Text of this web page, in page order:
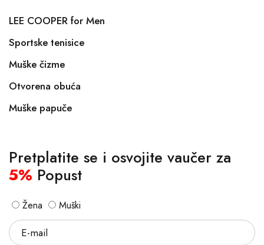
LEE COOPER for Men
Sportske tenisice
Muške čizme
Otvorena obuća
Muške papuče
Pretplatite se i osvojite vaučer za
5% Popust
Žena Muški